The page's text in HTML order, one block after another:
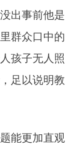
出事前他是
群众口中的
孩子无人照
足以说明教
能更加直观